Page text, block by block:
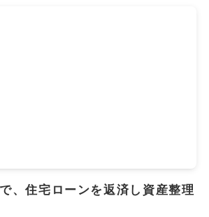
、住宅ローンを返済し資産整理